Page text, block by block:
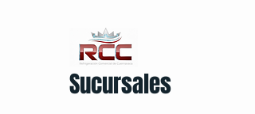
Sucursales